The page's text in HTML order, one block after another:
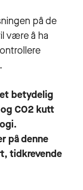
på de
være å ha
betydelig
CO2 kutt
på denne
tidkrevende